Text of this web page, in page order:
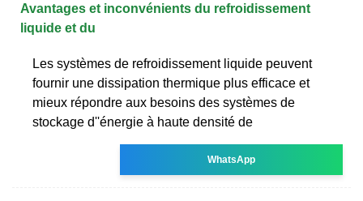
Avantages et inconvénients du refroidissement
liquide et du
Les systèmes de refroidissement liquide peuvent
fournir une dissipation thermique plus efficace et
mieux répondre aux besoins des systèmes de
stockage d''énergie à haute densité de
WhatsApp